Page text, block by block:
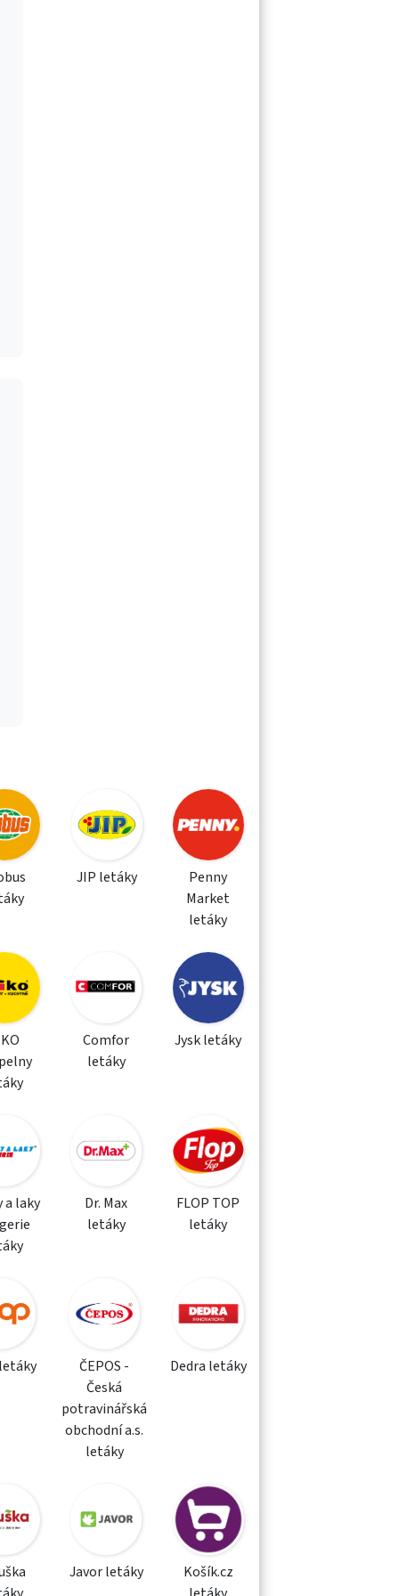
JIP letáky
Penny
Market
letáky
Comfor
letáky
Jysk letáky
a laky
Dr. Max
letáky
FLOP TOP
letáky
ČEPOS -
Česká
potravinářská
obchodní a.s.
letáky
Dedra letáky
Javor letáky
Košík.cz